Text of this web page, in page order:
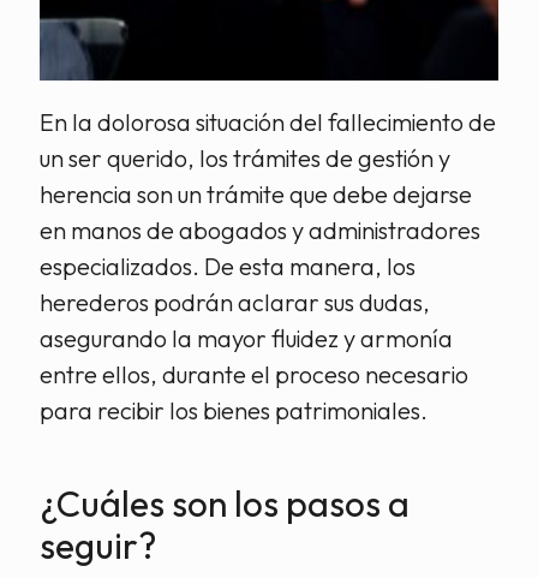
En la dolorosa situación del fallecimiento de
un ser querido, los trámites de gestión y
herencia son un trámite que debe dejarse
en manos de abogados y administradores
especializados. De esta manera, los
herederos podrán aclarar sus dudas,
asegurando la mayor fluidez y armonía
entre ellos, durante el proceso necesario
para recibir los bienes patrimoniales.
¿Cuáles son los pasos a
seguir?